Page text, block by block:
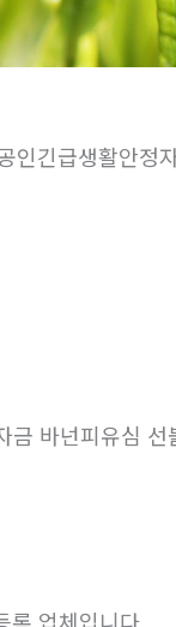
긴급생활안정
바넌피유심